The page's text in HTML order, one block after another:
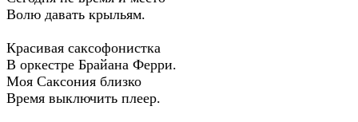
Волю давать крыльям.
Красивая саксофонистка
В оркестре Брайана Ферри.
Моя Саксония близко
Время выключить плеер.